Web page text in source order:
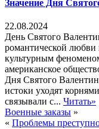
Значение Дня
22.08.2024
День Святого
романтической
культурным
американское
Дня Святого
истоки уходят
связывали с... Читать»
Военные заказы »
« Проблемы